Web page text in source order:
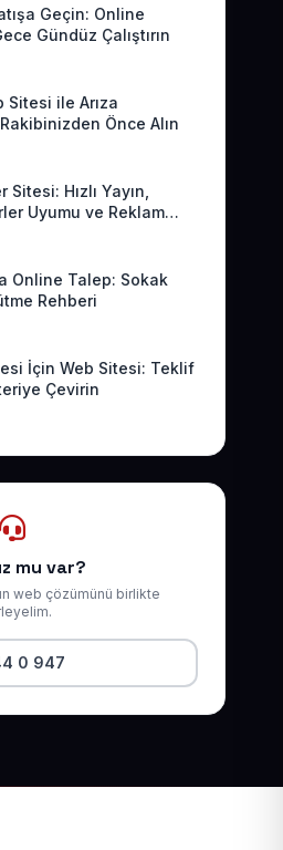
Geçin: Online
Gündüz Çalıştırın
Sitesi ile Arıza
Önce Alın
Sitesi: Hızlı Yayın,
Uyumu ve Reklam
Online Talep: Sokak
Rehberi
İçin Web Sitesi: Teklif
Çevirin
mu var?
web çözümünü birlikte
0 947